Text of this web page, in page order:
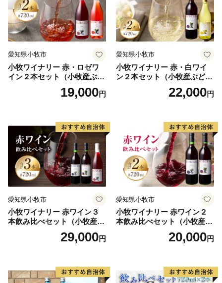
愛知県小牧市
小牧ワイナリー 赤・ロゼワ
イン２本セット（小牧産ぶど
19,000円
愛知県小牧市
小牧ワイナリー 赤・白ワイ
ン２本セット（小牧産ぶどう
22,000円
愛知県小牧市
小牧ワイナリー 赤ワイン３
本飲み比べセット（小牧産ぶ
どう100％使用）29,000円
愛知県小牧市
小牧ワイナリー 赤ワイン２
本飲み比べセット（小牧産ぶ
どう100％使用）20,000円